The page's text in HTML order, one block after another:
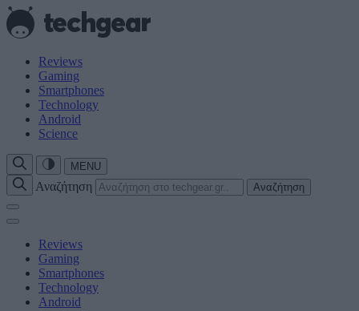
Reviews
Gaming
Smartphones
Technology
Android
Science
MENU
Αναζήτηση Αναζήτηση
Reviews
Gaming
Smartphones
Technology
Android